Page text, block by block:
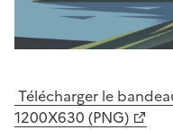
Télécharger le
1200X630 (PNG)